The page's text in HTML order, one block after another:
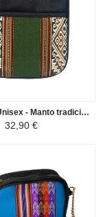
Morral Inka Unisex - Manto tradicional Peruano - Verde / Marron
32,90 €